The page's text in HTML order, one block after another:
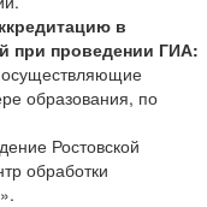
в
при проведении ГИА:
осуществляющие
образования, по
Ростовской
обработки